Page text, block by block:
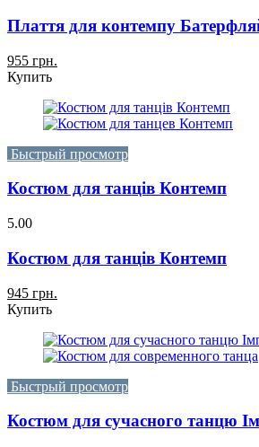
Плаття для контемпу
955 грн.
Купить
Быстрый просмотр
Костюм для танців Контемп
5.00
Костюм для танців Контемп
945 грн.
Купить
Быстрый просмотр
Костюм для сучасного танцю